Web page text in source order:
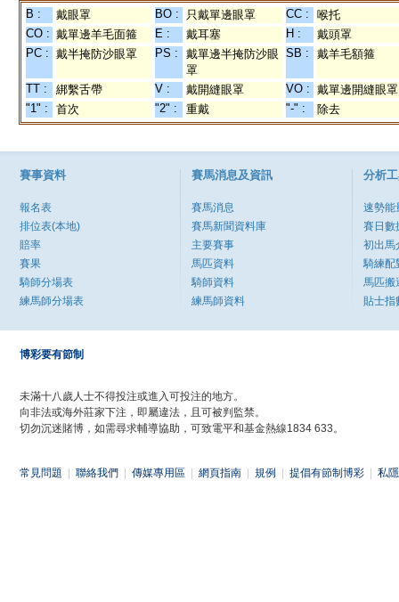
B : 戴眼罩 BO : 只戴單邊眼罩 CC :
喉托
CO : 戴單邊羊毛面箍 E : 戴耳塞 H :
戴頭罩
PC : 戴半掩防沙眼罩 PS :
戴單邊半掩防沙眼
罩
SB : 戴羊毛額箍
TT : 綁繫舌帶 V : 戴開縫眼罩 VO : 戴單邊開縫眼罩
"1" :
首次 "2" : 重戴 "-" : 除去
賽事資料
報名表
排位表(本地)
賠率
賽果
騎師分場表
練馬師分場表
賽馬消息及資訊
賽馬消息
賽馬新聞資料庫
主要賽事
馬匹資料
騎師資料
練馬師資料
分析
速勢能
賽日數
初出馬
騎練配
馬匹搬
貼士指
博彩要有節制
未滿十八歲人士不得投注或進入可投注的地方。
向非法或海外莊家下注，即屬違法，且可被判監禁。
切勿沉迷賭博，如需尋求輔導協助，可致電平和基金熱線1834 633。
常見問題 聯絡我們 傳媒專用區 網頁指南 規例 提倡有節制博彩 私